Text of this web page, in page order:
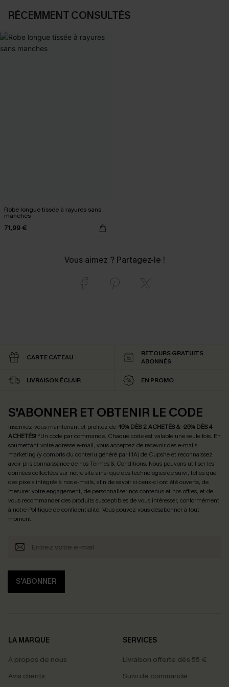
RÉCEMMENT CONSULTÉS
Robe longue tissée à rayures sans
manches
71,99 €
Vous aimez ? Partagez-le !
CARTE CATEAU
RETOURS GRATUITS
ABONNÉS
LIVRAISON ÉCLAIR EN PROMO
S'ABONNER ET OBTENIR LE CODE
Inscrivez-vous maintenant et profitez de -15% DÈS 2 ACHETÉS & -25% DÈS 4
ACHETÉS! *Un code par commande. Chaque code est valable une seule fois. En
soumettant votre adresse e-mail, vous acceptez de recevoir des e-mails
marketing (y compris du contenu généré par l'IA) de Cupshe et reconnaissez
avoir pris connaissance de nosTermes & Conditions. Nous pouvons utiliser les
données collectées sur notre site ainsi que des technologies de suivi, telles que
des pixels intégrés à nos e-mails, afin de savoir si ceux-ci ont été ouverts, de
mesurer votre engagement, de personnaliser nos contenus et nos offres, et de
vous recommander des produits susceptibles de vous intéresser, conformément
à notre Politique de confidentialité. Vous pouvez vous désabonner à tout
moment.
S'ABONNER
LA MARQUE
À propos de nous
Avis clients
SERVICES
Livraison offerte dès 55 €
Suivi de commande